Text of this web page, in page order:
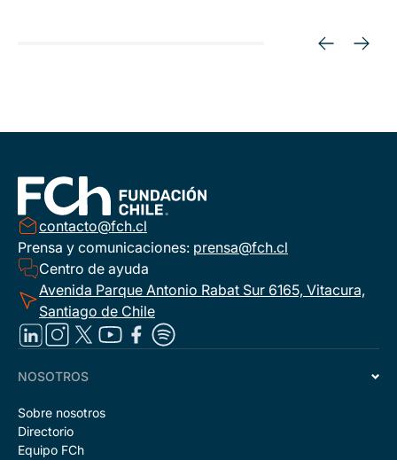
contacto@fch.cl
Prensa y comunicaciones: prensa@fch.cl
Centro de ayuda
Avenida Parque Antonio Rabat Sur 6165, Vitacura,
Santiago de Chile
NOSOTROS
Sobre nosotros
Directorio
Equipo FCh